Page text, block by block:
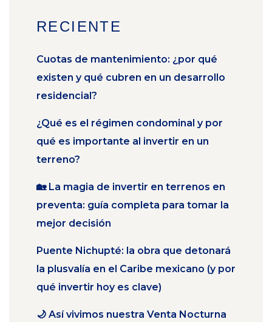
RECIENTE
Cuotas de mantenimiento: ¿por qué
existen y qué cubren en un desarrollo
residencial?
¿Qué es el régimen condominal y por
qué es importante al invertir en un
terreno?
🏡 La magia de invertir en terrenos en
preventa: guía completa para tomar la
mejor decisión
Puente Nichupté: la obra que detonará
la plusvalía en el Caribe mexicano (y por
qué invertir hoy es clave)
🌙 Así vivimos nuestra Venta Nocturna